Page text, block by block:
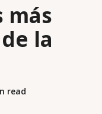
más
la
read